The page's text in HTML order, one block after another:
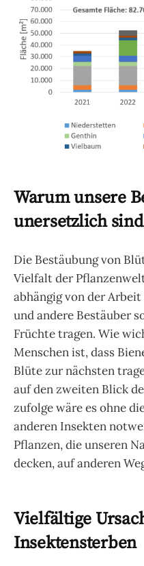
Warum unsere
unersetzlich sind
Die Bestäubung von
Vielfalt der
abhängig von der
und andere Bestäuber
Früchte tragen. Wie
Menschen ist, dass
Blüte zur nächsten
auf den zweiten Blick
zufolge wäre es ohne
anderen Insekten
Pflanzen, die unseren
decken, auf anderen
Vielfältige
Insektensterben